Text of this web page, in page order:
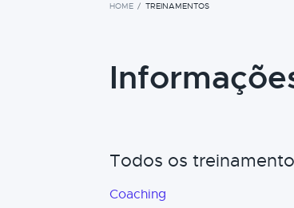
HOME TREINAMENTOS
Todos os
Coaching